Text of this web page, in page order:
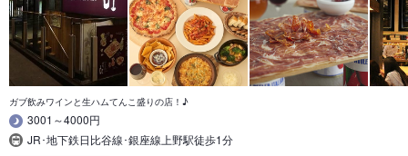
ガブ飲みワインと生ハムてんこ盛りの店！♪
3001～4000円
JR･地下鉄日比谷線･銀座線上野駅徒歩1分